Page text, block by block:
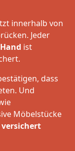
innerhalb von
Jeder
ist
dass
Und
Möbelstücke